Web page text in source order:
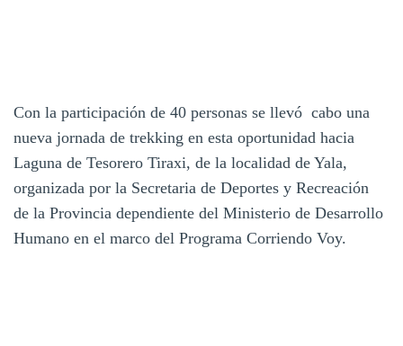
Con la participación de 40 personas se llevó cabo una
nueva jornada de trekking en esta oportunidad hacia
Laguna de Tesorero Tiraxi, de la localidad de Yala,
organizada por la Secretaria de Deportes y Recreación
de la Provincia dependiente del Ministerio de Desarrollo
Humano en el marco del Programa Corriendo Voy.